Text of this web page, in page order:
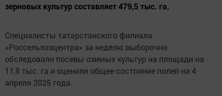
зерновых культур составляет 479,5 тыс. га.
Специалисты татарстанского филиала
«Россельхозцентра» за неделю выборочно
обследовали посевы озимых культур на площади на
11,8 тыс. га и оценили общее состояние полей на 4
апреля 2025 года.